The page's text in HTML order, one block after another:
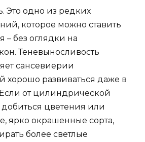
Это одно из редких
которое можно ставить
– без оглядки на
Теневыносливость
сансевиерии
хорошо развиваться даже в
от цилиндрической
добиться цветения или
ярко окрашенные сорта,
более светлые